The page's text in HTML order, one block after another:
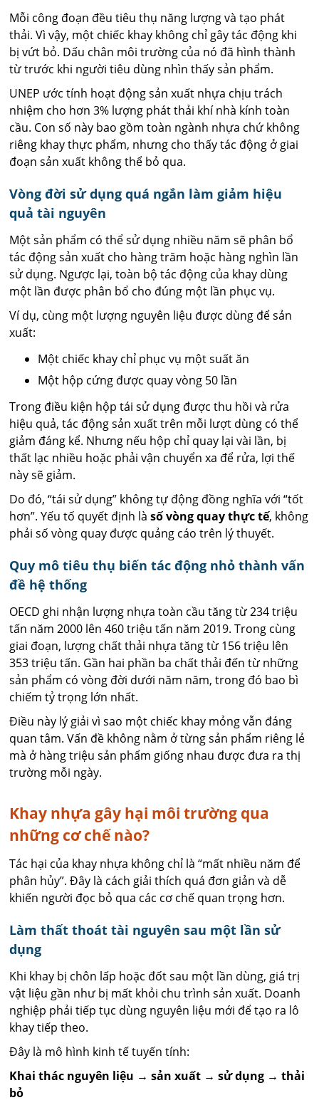
Mỗi công đoạn đều tiêu thụ năng lượng và tạo phát
thải. Vì vậy, một chiếc khay không chỉ gây tác động khi
bị vứt bỏ. Dấu chân môi trường của nó đã hình thành
từ trước khi người tiêu dùng nhìn thấy sản phẩm.
UNEP ước tính hoạt động sản xuất nhựa chịu trách
nhiệm cho hơn 3% lượng phát thải khí nhà kính toàn
cầu. Con số này bao gồm toàn ngành nhựa chứ không
riêng khay thực phẩm, nhưng cho thấy tác động ở giai
đoạn sản xuất không thể bỏ qua.
Vòng đời sử dụng quá ngắn làm giảm hiệu
quả tài nguyên
Một sản phẩm có thể sử dụng nhiều năm sẽ phân bổ
tác động sản xuất cho hàng trăm hoặc hàng nghìn lần
sử dụng. Ngược lại, toàn bộ tác động của khay dùng
một lần được phân bổ cho đúng một lần phục vụ.
Ví dụ, cùng một lượng nguyên liệu được dùng để sản
xuất:
Một chiếc khay chỉ phục vụ một suất ăn
Một hộp cứng được quay vòng 50 lần
Trong điều kiện hộp tái sử dụng được thu hồi và rửa
hiệu quả, tác động sản xuất trên mỗi lượt dùng có thể
giảm đáng kể. Nhưng nếu hộp chỉ quay lại vài lần, bị
thất lạc nhiều hoặc phải vận chuyển xa để rửa, lợi thế
này sẽ giảm.
Do đó, “tái sử dụng” không tự động đồng nghĩa với “tốt
hơn”. Yếu tố quyết định làsố vòng quay thực tế, không
phải số vòng quay được quảng cáo trên lý thuyết.
Quy mô tiêu thụ biến tác động nhỏ thành vấn
đề hệ thống
OECD ghi nhận lượng nhựa toàn cầu tăng từ 234 triệu
tấn năm 2000 lên 460 triệu tấn năm 2019. Trong cùng
giai đoạn, lượng chất thải nhựa tăng từ 156 triệu lên
353 triệu tấn. Gần hai phần ba chất thải đến từ những
sản phẩm có vòng đời dưới năm năm, trong đó bao bì
chiếm tỷ trọng lớn nhất.
Điều này lý giải vì sao một chiếc khay mỏng vẫn đáng
quan tâm. Vấn đề không nằm ở từng sản phẩm riêng lẻ
mà ở hàng triệu sản phẩm giống nhau được đưa ra thị
trường mỗi ngày.
Khay nhựa gây hại môi trường qua
những cơ chế nào?
Tác hại của khay nhựa không chỉ là “mất nhiều năm để
phân hủy”. Đây là cách giải thích quá đơn giản và dễ
khiến người đọc bỏ qua các cơ chế quan trọng hơn.
Làm thất thoát tài nguyên sau một lần sử
dụng
Khi khay bị chôn lấp hoặc đốt sau một lần dùng, giá trị
vật liệu gần như bị mất khỏi chu trình sản xuất. Doanh
nghiệp phải tiếp tục dùng nguyên liệu mới để tạo ra lô
khay tiếp theo.
Đây là mô hình kinh tế tuyến tính:
Khai thác nguyên liệu → sản xuất → sử dụng → thải
bỏ